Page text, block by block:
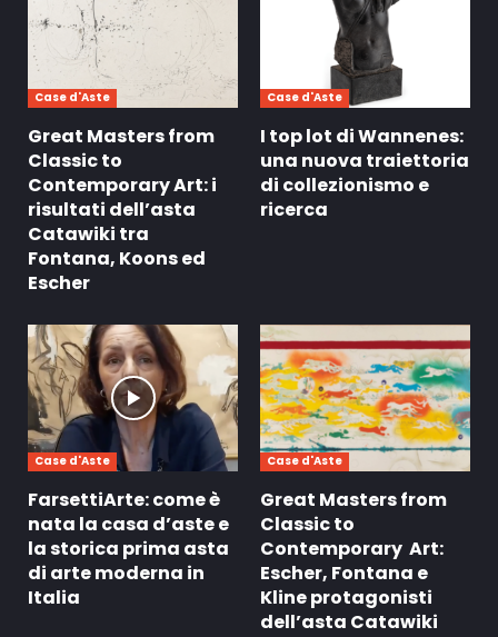
Case d'Aste
Great Masters from
Classic to
Contemporary Art: i
risultati dell’asta
Catawiki tra
Fontana, Koons ed
Escher
Case d'Aste
I top lot di Wannenes:
una nuova traiettoria
di collezionismo e
ricerca
Case d'Aste
FarsettiArte: come è
nata la casa d’aste e
la storica prima asta
di arte moderna in
Italia
Case d'Aste
Great Masters from
Classic to
Contemporary Art:
Escher, Fontana e
Kline protagonisti
dell’asta Catawiki